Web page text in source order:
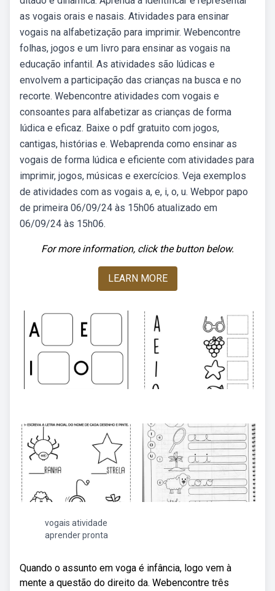
as vogais orais e nasais. Atividades para ensinar
vogais na alfabetização para imprimir. Webencontre
folhas, jogos e um livro para ensinar as vogais na
educação infantil. As atividades são lúdicas e
envolvem a participação das crianças na busca e no
recorte. Webencontre atividades com vogais e
consoantes para alfabetizar as crianças de forma
lúdica e eficaz. Baixe o pdf gratuito com jogos,
cantigas, histórias e. Webaprenda como ensinar as
vogais de forma lúdica e eficiente com atividades para
imprimir, jogos, músicas e exercícios. Veja exemplos
de atividades com as vogais a, e, i, o, u. Webpor papo
de primeira 06/09/24 às 15h06 atualizado em
06/09/24 às 15h06.
For more information, click the button below.
LEARN MORE
vogais atividade
aprender pronta
Quando o assunto em voga é infância, logo vem à
mente a questão do direito da. Webencontre três